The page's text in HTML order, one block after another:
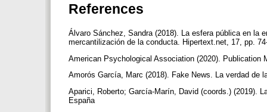
References
Álvaro Sánchez, Sandra (2018). La esfera pública en la
mercantilización de la conducta. Hipertext.net, 17, pp.
American Psychological Association (2020).
Amorós García, Marc (2018). Fake News. La verdad
Aparici, Roberto; García-Marín, David (coords.) (2019).
España